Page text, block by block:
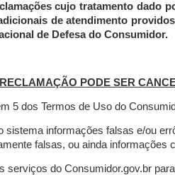
cujo tratamento dado
de atendimento
de Defesa do Consumidor.
PODE SER
5 dos Termos de Uso do
sistema informações falsas e/ou
falsas, ou ainda informações
serviços do Consumidor.gov.br